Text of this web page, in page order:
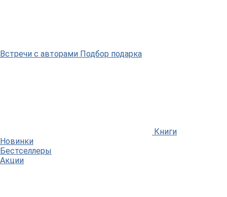
Встречи с авторами Подбор подарка
Книги
Новинки
Бестселлеры
Акции